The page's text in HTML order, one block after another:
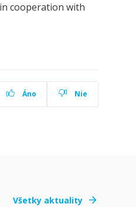
cooperation with
Áno Nie
Všetky aktuality